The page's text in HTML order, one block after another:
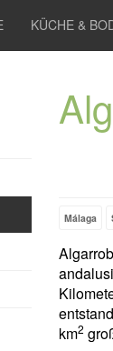
KÜCHE &
Málaga
km2